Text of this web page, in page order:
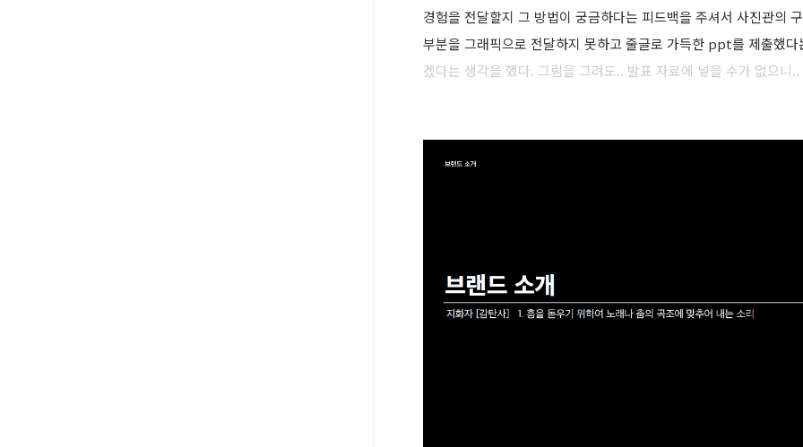
경험을 전달할지 그 방법이 궁금하다는 피드백을 주셔서 사진관의
부분을 그래픽으로 전달하지 못하고 줄글로 가득한 ppt를 제출했
겠다는 생각을 했다. 그림을 그려도.. 발표 자료에 넣을 수가 없으니